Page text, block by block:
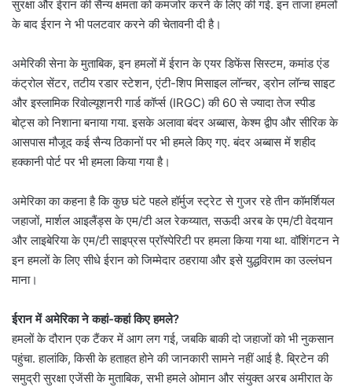
सुरक्षा और ईरान की सैन्य क्षमता को कमजोर करने के लिए की गई. इन ताजा हमलों
के बाद ईरान ने भी पलटवार करने की चेतावनी दी है।
अमेरिकी सेना के मुताबिक, इन हमलों में ईरान के एयर डिफेंस सिस्टम, कमांड एंड
कंट्रोल सेंटर, तटीय रडार स्टेशन, एंटी-शिप मिसाइल लॉन्चर, ड्रोन लॉन्च साइट
और इस्लामिक रिवोल्यूशनरी गार्ड कॉर्प्स (IRGC) की 60 से ज्यादा तेज स्पीड
बोट्स को निशाना बनाया गया. इसके अलावा बंदर अब्बास, केश्म द्वीप और सीरिक के
आसपास मौजूद कई सैन्य ठिकानों पर भी हमले किए गए. बंदर अब्बास में शहीद
हक्कानी पोर्ट पर भी हमला किया गया है।
अमेरिका का कहना है कि कुछ घंटे पहले हॉर्मुज स्ट्रेट से गुजर रहे तीन कॉमर्शियल
जहाजों, मार्शल आइलैंड्स के एम/टी अल रेकय्यात, सऊदी अरब के एम/टी वेदयान
और लाइबेरिया के एम/टी साइप्रस प्रॉस्पेरिटी पर हमला किया गया था. वॉशिंगटन ने
इन हमलों के लिए सीधे ईरान को जिम्मेदार ठहराया और इसे युद्धविराम का उल्लंघन
माना।
ईरान में अमेरिका ने कहां-कहां किए हमले?
हमलों के दौरान एक टैंकर में आग लग गई, जबकि बाकी दो जहाजों को भी नुकसान
पहुंचा. हालांकि, किसी के हताहत होने की जानकारी सामने नहीं आई है. ब्रिटेन की
समुद्री सुरक्षा एजेंसी के मुताबिक, सभी हमले ओमान और संयुक्त अरब अमीरात के